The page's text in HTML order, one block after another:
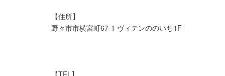
【住所】
野々市市横宮町67-1 ヴィテンののいち1F
【TEL】